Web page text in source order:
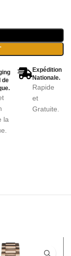
de
la
Expédition
Nationale.
Rapide
et
Gratuite.